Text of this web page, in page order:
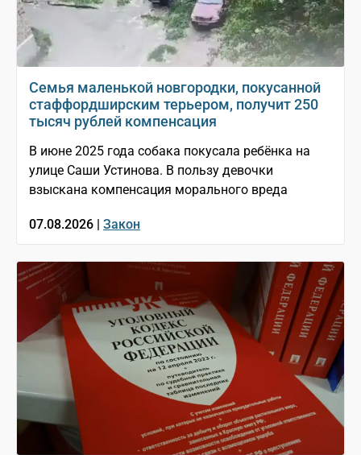
Семья маленькой новгородки, покусанной
стаффордширским терьером, получит 250
тысяч рублей компенсация
В июне 2025 года собака покусала ребёнка на
улице Саши Устинова. В пользу девочки
взыскана компенсация морального вреда
07.08.2026 | Закон